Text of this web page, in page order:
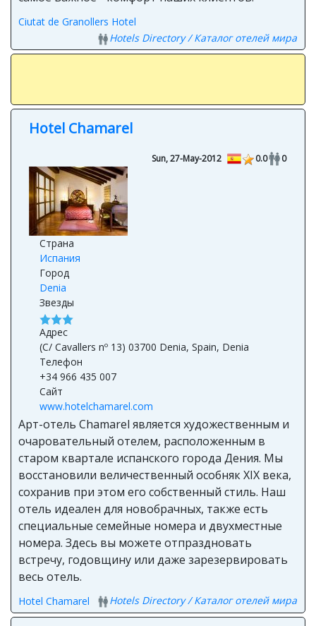
Ciutat de Granollers Hotel
Hotels Directory / Каталог отелей мира
Hotel Chamarel
Sun, 27-May-2012 0.0 0
Страна
Испания
Город
Denia
Звезды
Адрес
(C/ Cavallers nº 13) 03700 Denia, Spain, Denia
Телефон
+34 966 435 007
Сайт
www.hotelchamarel.com
Арт-отель Chamarel является художественным и
очаровательный отелем, расположенным в
старом квартале испанского города Дения. Мы
восстановили величественный особняк XIX века,
сохранив при этом его собственный стиль. Наш
отель идеален для новобрачных, также есть
специальные семейные номера и двухместные
номера. Здесь вы можете отпраздновать
встречу, годовщину или даже зарезервировать
весь отель.
Hotel Chamarel Hotels Directory / Каталог отелей мира